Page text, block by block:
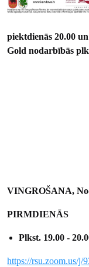
piektdienās 20.00
Gold nodarbībās
VINGROŠANA,
PIRMDIENĀS
Plkst. 19.00 -
https://rsu.zoom.us/j/